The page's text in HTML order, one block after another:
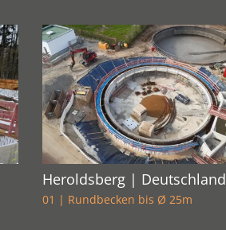
Heroldsberg | Deutschland
01 | Rundbecken bis Ø 25m